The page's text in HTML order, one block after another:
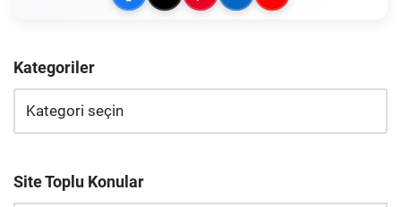
Kategoriler
Site Toplu Konular